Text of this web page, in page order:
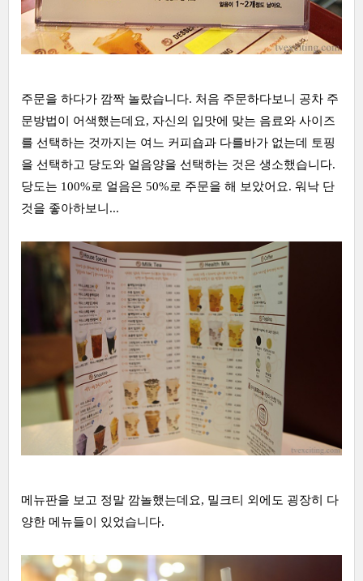
주문을 하다가 깜짝 놀랐습니다. 처음 주문하다보니 공차 주
문방법이 어색했는데요, 자신의 입맛에 맞는 음료와 사이즈
를 선택하는 것까지는 여느 커피숍과 다를바가 없는데 토핑
을 선택하고 당도와 얼음양을 선택하는 것은 생소했습니다.
당도는 100%로 얼음은 50%로 주문을 해 보았어요. 워낙 단
것을 좋아하보니...
메뉴판을 보고 정말 깜놀했는데요, 밀크티 외에도 굉장히 다
양한 메뉴들이 있었습니다.